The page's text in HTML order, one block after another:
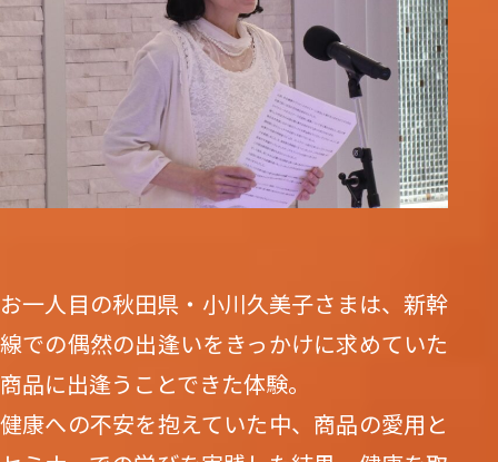
お一人目の秋田県・小川久美子さまは、新幹
線での偶然の出逢いをきっかけに求めていた
商品に出逢うことできた体験。
健康への不安を抱えていた中、商品の愛用と